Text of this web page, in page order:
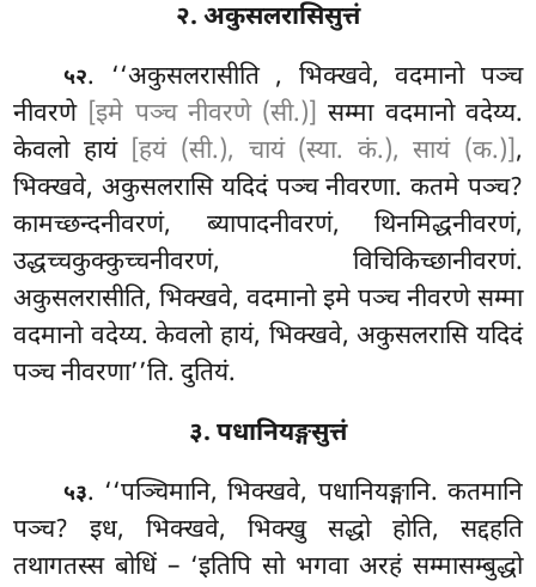
२. अकुसलरासिसुत्तं
५२. ‘‘अकुसलरासीति , भिक्खवे, वदमानो पञ्च
नीवरणे [इमे पञ्च नीवरणे (सी.)] सम्मा वदमानो वदेय्य.
केवलो हायं [हयं (सी.), चायं (स्या. कं.), सायं (क.)],
भिक्खवे, अकुसलरासि यदिदं पञ्च नीवरणा. कतमे पञ्च?
कामच्छन्दनीवरणं, ब्यापादनीवरणं, थिनमिद्धनीवरणं,
उद्धच्चकुक्कुच्चनीवरणं, विचिकिच्छानीवरणं.
अकुसलरासीति, भिक्खवे, वदमानो इमे पञ्च नीवरणे सम्मा
वदमानो वदेय्य. केवलो हायं, भिक्खवे, अकुसलरासि यदिदं
पञ्च नीवरणा’’ति. दुतियं.
३. पधानियङ्गसुत्तं
५३. ‘‘पञ्चिमानि, भिक्खवे, पधानियङ्गानि. कतमानि
पञ्च? इध, भिक्खवे, भिक्खु सद्धो होति, सद्दहति
तथागतस्स बोधिं – ‘इतिपि सो भगवा अरहं सम्मासम्बुद्धो